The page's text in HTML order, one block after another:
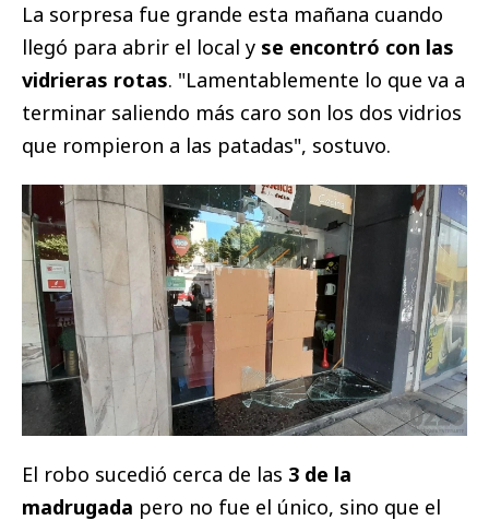
La sorpresa fue grande esta mañana cuando
llegó para abrir el local y se encontró con las
vidrieras rotas. "Lamentablemente lo que va a
terminar saliendo más caro son los dos vidrios
que rompieron a las patadas", sostuvo.
El robo sucedió cerca de las 3 de la
madrugada pero no fue el único, sino que el